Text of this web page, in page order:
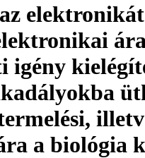
elektronikát
a biológia